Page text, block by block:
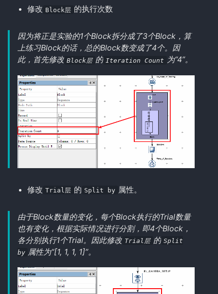
修改 Block层 的执行次数
因为将正是实验的1个Block拆分成了3个Block，算
上练习Block的话，总的Block数变成了4个。因
此，首先修改 Block层 的 Iteration Count 为“4”。
修改 Trial层 的 Split by 属性。
由于Block数量的变化，每个Block执行的Trial数量
也有变化，根据实际情况进行分割，即4个Block，
各分别执行1个Trial。因此修改 Trial层 的 Split
by 属性为“[1, 1, 1, 1]”。